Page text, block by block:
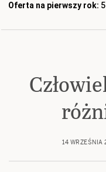
Oferta na pierwszy rok:
14 WRZEŚNIA